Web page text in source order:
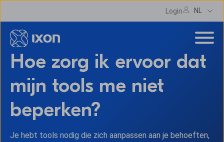
Login NL
Hoe zorg ik ervoor dat
mijn tools me niet
beperken?
Je hebt tools nodig die zich aanpassen aan je behoeften,